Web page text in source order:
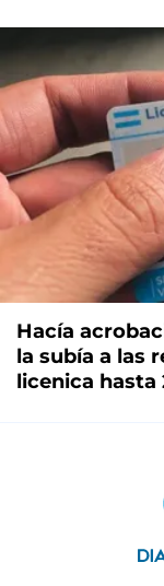
Hacía
la subía a las
licenica hasta